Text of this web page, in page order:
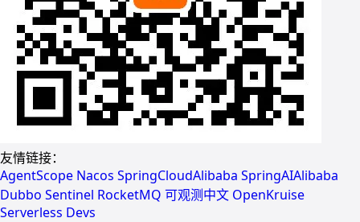
友情链接：
AgentScope Nacos SpringCloudAlibaba SpringAIAlibaba
Dubbo Sentinel RocketMQ 可观测中文 OpenKruise
Serverless Devs